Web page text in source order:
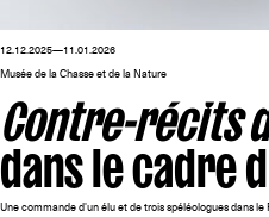
12.12.2025—11.01.2026
Musée de la Chasse et de la Nature
Contre-récits
dans le cadre
Une commande d'un élu et de trois spéléologues dans